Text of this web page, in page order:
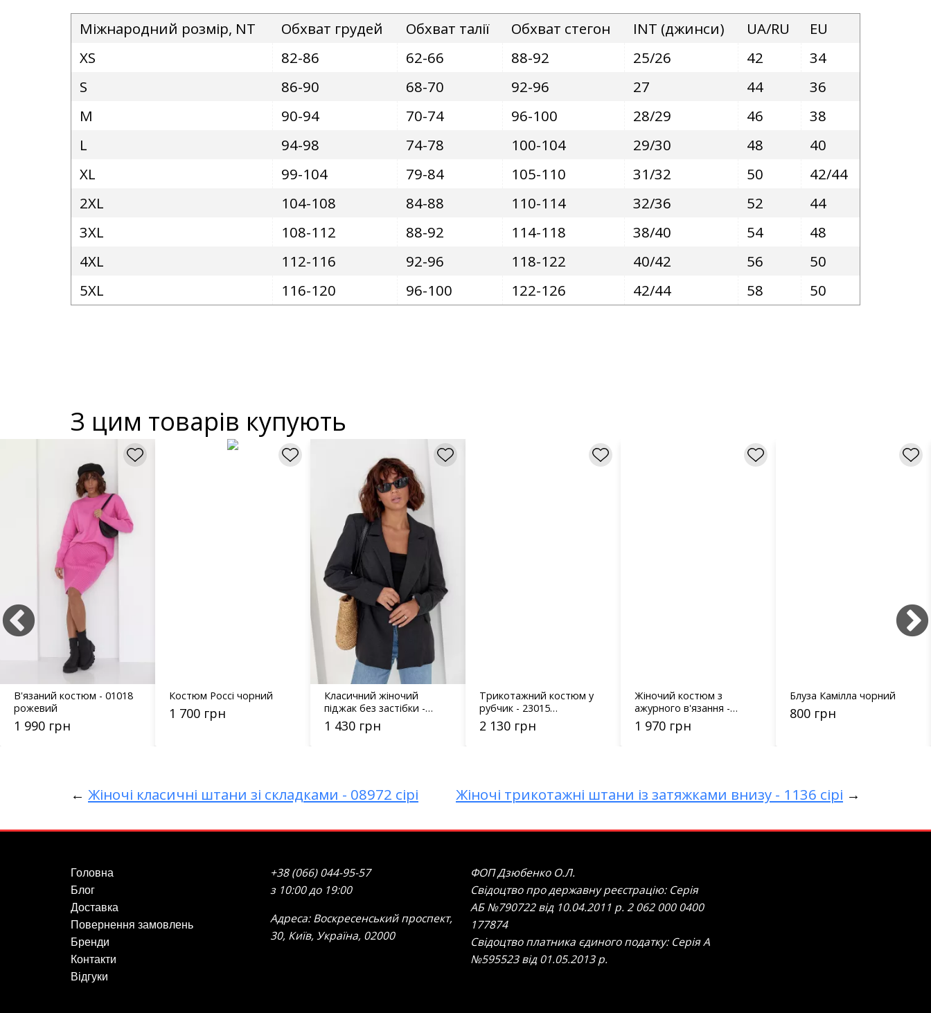
Міжнародний розмір, NT Обхват грудей Обхват талії Обхват стегон INT (джинси) UA/RU
EU
XS
82-86 62-66 88-92 25/26 42
34
S
86-90 68-70 92-96 27 44
36
M
90-94 70-74 96-100 28/29 46
38
L
94-98 74-78 100-104 29/30 48
40
XL
99-104 79-84 105-110 31/32 50
42/44
2XL
104-108 84-88 110-114 32/36 52
44
3XL
108-112 88-92 114-118 38/40 54
48
4XL
112-116 92-96 118-122 40/42 56
50
5XL
116-120 96-100 122-126 42/44 58 50
З цим товарів купують
В'язаний костюм - 01018
рожевий
1 990 грн
Костюм Россі чорний
1 700 грн
Класичний жіночий
піджак без застібки -
9301 темно-сірий
1 430 грн
Трикотажний костюм у
рубчик - 23015
коричневий
2 130 грн
Жіночий костюм з
ажурного в'язання -
023128 кавовий
1 970 грн
Блуза Камілла чорний
800 грн
← Жіночі класичні штани зі складками - 08972 сірі Жіночі трикотажні штани із затяжками внизу - 1136 сірі →
Головна
Блог
Доставка
Повернення замовлень
Бренди
Контакти
Відгуки
+38 (066) 044-95-57
з 10:00 до 19:00
Адреса: Воскресенський проспект,
30, Київ, Україна, 02000
ФОП Дзюбенко О.Л.
Свідоцтво про державну реєстрацію: Серія
АБ №790722 від 10.04.2011 р. 2 062 000 0400
177874
Свідоцтво платника єдиного податку: Серія А
№595523 від 01.05.2013 р.